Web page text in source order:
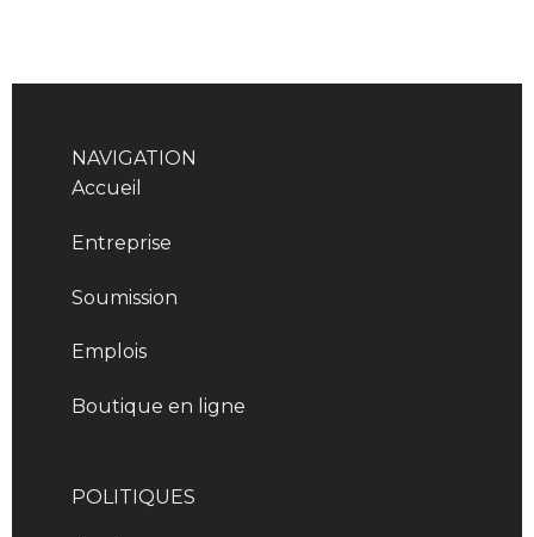
NAVIGATION
Accueil
Entreprise
Soumission
Emplois
Boutique en ligne
POLITIQUES